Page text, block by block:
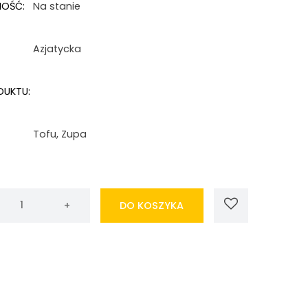
Na stanie
Azjatycka
Tofu, Zupa
DO KOSZYKA